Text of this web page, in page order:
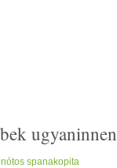
ugyaninnen
spanakopita